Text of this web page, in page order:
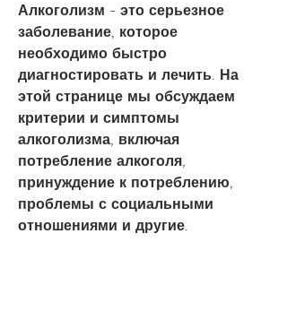
Алкоголизм - это серьезное
заболевание, которое
необходимо быстро
диагностировать и лечить. На
этой странице мы обсуждаем
критерии и симптомы
алкоголизма, включая
потребление алкоголя,
принуждение к потреблению,
проблемы с социальными
отношениями и другие.